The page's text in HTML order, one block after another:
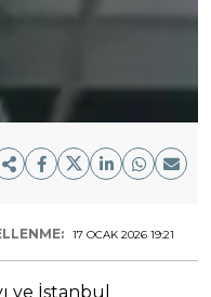
17 OCAK 2026 19:21
ve İstanbul